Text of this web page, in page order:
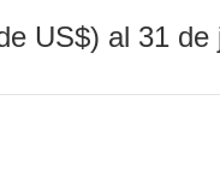
US$) al 31 de